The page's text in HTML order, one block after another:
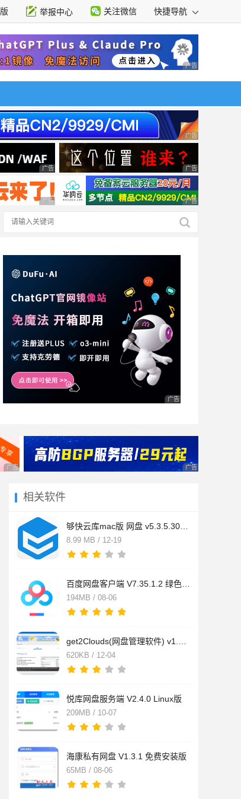
举报中心 关注微信 快捷导航
广告 商业广告，理
广告 商业广告，理
广告 商业广告，理性选择 广告 商业广告，理
广告 商业广告，理性选择 广告 商业广告，理
广告 商业广告，理性选择
广告 商业广告，理性选择 广告 商业广告，理
相关软件
8.99 MB / 12-19
194MB / 08-06
620KB / 12-04
悦库网盘服务端 V2.4.0 Linux版
209MB / 10-07
海康私有网盘 V1.3.1 免费安装版
65MB / 08-06